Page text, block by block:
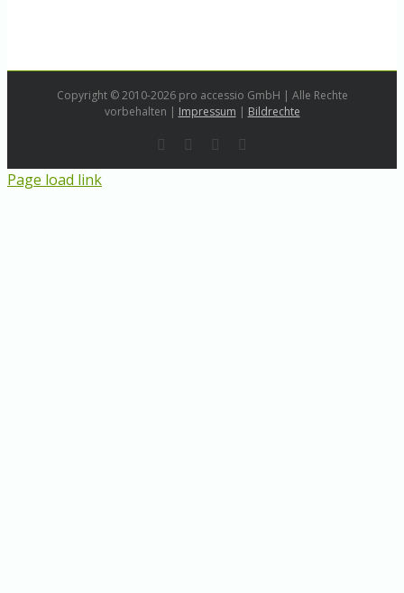
Copyright © 2010-2026 pro accessio GmbH | Alle Rechte
vorbehalten | Impressum | Bildrechte
LinkedInInstagram
Page load link